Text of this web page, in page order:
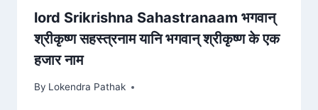
lord Srikrishna Sahastranaam भगवान्
श्रीकृष्ण सहस्त्रनाम यानि भगवान् श्रीकृष्ण के एक
हजार नाम
By Lokendra Pathak